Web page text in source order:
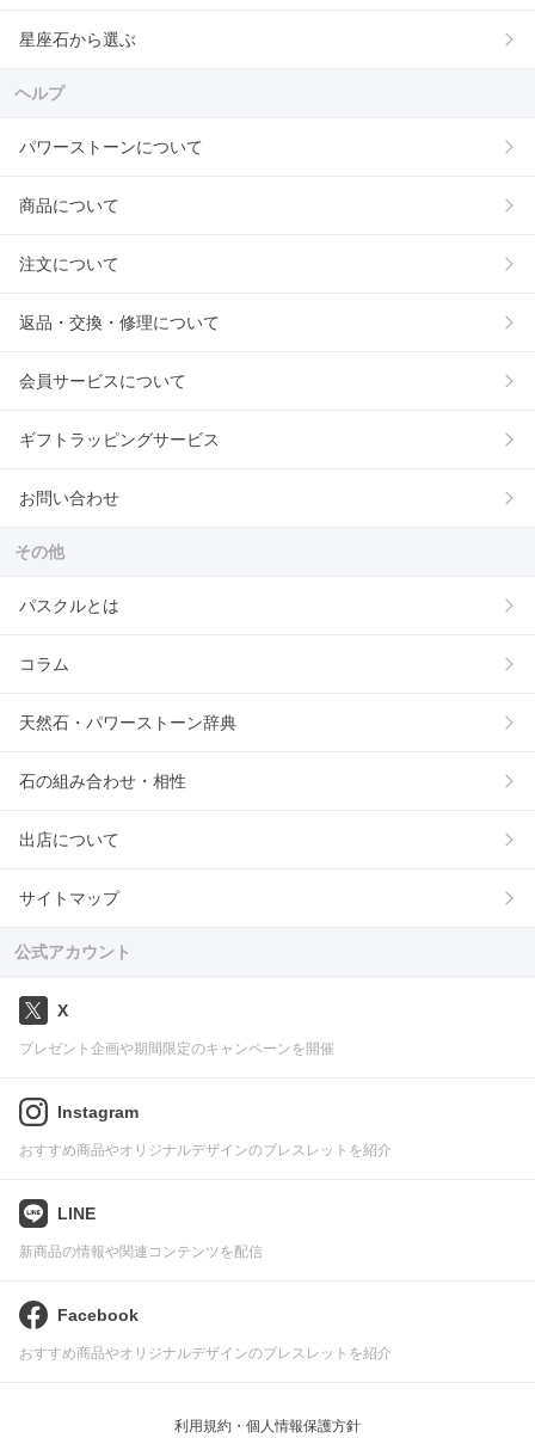
星座石から選ぶ
ヘルプ
パワーストーンについて
商品について
注文について
返品・交換・修理について
会員サービスについて
ギフトラッピングサービス
お問い合わせ
その他
パスクルとは
コラム
天然石・パワーストーン辞典
石の組み合わせ・相性
出店について
サイトマップ
公式アカウント
X
プレゼント企画や期間限定のキャンペーンを開催
Instagram
おすすめ商品やオリジナルデザインのブレスレットを紹介
LINE
新商品の情報や関連コンテンツを配信
Facebook
おすすめ商品やオリジナルデザインのブレスレットを紹介
利用規約・個人情報保護方針